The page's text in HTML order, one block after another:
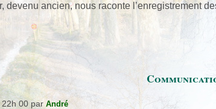
devenu ancien, nous raconte l’enregistrement
22h 00 par André